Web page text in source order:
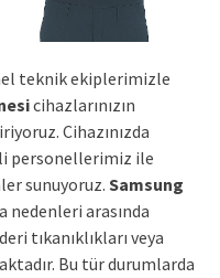
teknik ekiplerimizle
cihazlarınızın
Cihazınızda
personellerimiz ile
sunuyoruz. Samsung
nedenleri arasında
tıkanıklıkları veya
Bu tür durumlarda